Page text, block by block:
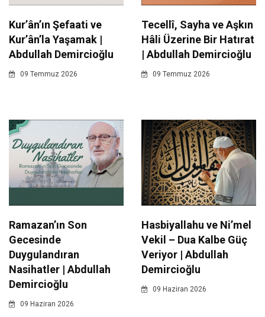
Kur’ân’ın Şefaati ve
Kur’ân’la Yaşamak |
Abdullah Demircioğlu
09 Temmuz 2026
Tecellî, Sayha ve Aşkın
Hâli Üzerine Bir Hatırat
| Abdullah Demircioğlu
09 Temmuz 2026
Ramazan’ın Son
Gecesinde
Duygulandıran
Nasihatler | Abdullah
Demircioğlu
09 Haziran 2026
Hasbiyallahu ve Ni’mel
Vekil – Dua Kalbe Güç
Veriyor | Abdullah
Demircioğlu
09 Haziran 2026